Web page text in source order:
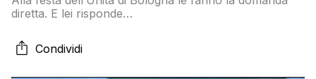
diretta. E lei risponde…
Condividi